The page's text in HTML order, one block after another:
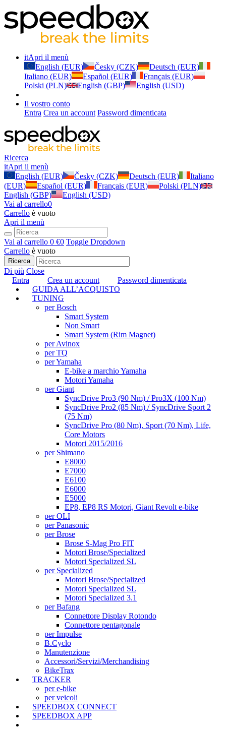
itApri il menù
English (EUR)
Česky (CZK)
Deutsch (EUR)
Italiano (EUR)
Español (EUR)
Français (EUR)
Polski (PLN)
English (GBP) English (USD)
Il vostro conto
Entra Crea un account Password dimenticata
Ricerca
itApri il menù
English (EUR)
Česky (CZK) Deutsch (EUR)
Italiano
(EUR)
Español (EUR) Français (EUR)
Polski (PLN)
English (GBP)
English (USD)
Vai al carrello0
Carrello è vuoto
Apri il menù
Vai al carrello 0 €0 Toggle Dropdown
Carrello è vuoto
Ricerca
Di più Close
Entra
Crea un account
Password dimenticata
GUIDA ALL’ACQUISTO
TUNING
per Bosch
Smart System
Non Smart
Smart System (Rim Magnet)
per Avinox
per TQ
per Yamaha
E-bike a marchio Yamaha
Motori Yamaha
per Giant
SyncDrive Pro3 (90 Nm) / Pro3X (100 Nm)
SyncDrive Pro2 (85 Nm) / SyncDrive Sport 2
(75 Nm)
SyncDrive Pro (80 Nm), Sport (70 Nm), Life,
Core Motors
Motori 2015/2016
per Shimano
E8000
E7000
E6100
E6000
E5000
EP8, EP8 RS Motori, Giant Revolt e-bike
per OLI
per Panasonic
per Brose
Brose S-Mag Pro FIT
Motori Brose/Specialized
Motori Specialized SL
per Specialized
Motori Brose/Specialized
Motori Specialized SL
Motori Specialized 3.1
per Bafang
Connettore Display Rotondo
Connettore pentagonale
per Impulse
B.Cyclo
Manutenzione
Accessori/Servizi/Merchandising
BikeTrax
TRACKER
per e-bike
per veicoli
SPEEDBOX CONNECT
SPEEDBOX APP